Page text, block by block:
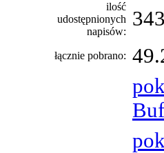
ilość
udostępnionych
napisów:
łącznie pobrano: